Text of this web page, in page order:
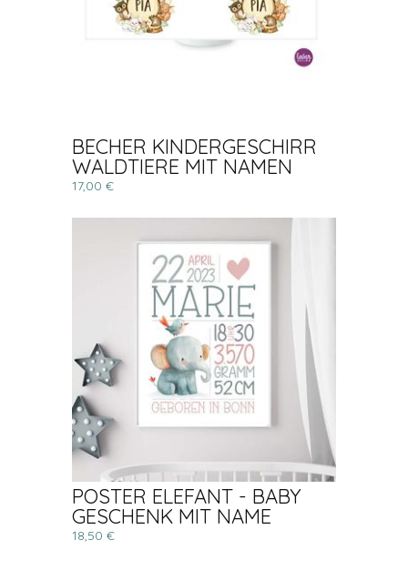
BECHER KINDERGESCHIRR
WALDTIERE MIT NAMEN
17,00 €
POSTER ELEFANT - BABY
GESCHENK MIT NAME
18,50 €